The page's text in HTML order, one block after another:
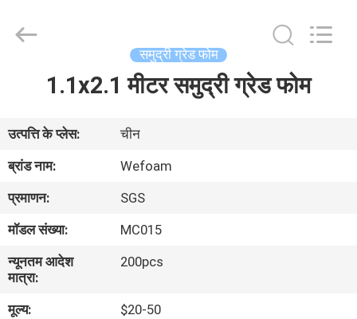
उत्पादों
वीडियो
हमारे
बारे
Rights
समुद्री ग्रेड फोम
1.1x2.1 मीटर समुद्री ग्रेड फोम
उत्पत्ति के प्लेस:
चीन
ब्रांड नाम:
Wefoam
प्रमाणन:
SGS
मॉडल संख्या:
MC015
न्यूनतम आदेश
मात्रा:
200pcs
मूल्य:
$20-50